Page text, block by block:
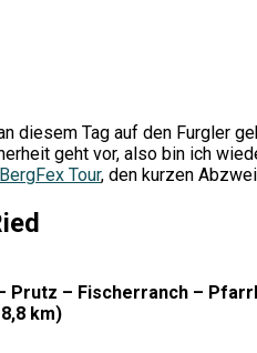
diesem Tag auf den Furgler
geht vor, also bin ich
BergFex Tour, den kurzen
Prutz – Fischerranch –
km)